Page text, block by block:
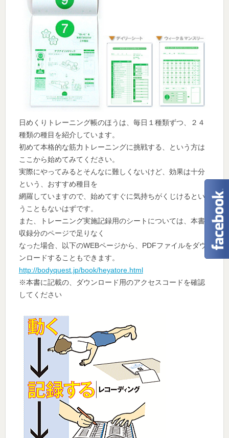
日めくりトレーニング帳のほうは、毎日１種類ずつ、２４
種類の種目を紹介しています。
初めて本格的な筋力トレーニングに挑戦する、という方は
ここから始めてみてください。
実際にやってみるとそんなに難しくないけど、効果は十分
という、おすすめ種目を
網羅していますので、始めてすぐに気持ちがくじけるとい
うこともないはずです。
また、トレーニング実施記録用のシートについては、本書
収録分のページで足りなく
なった場合、以下のWEBページから、PDFファイルをダウ
ンロードすることもできます。
http://bodyquest.jp/book/heyatore.html
※本書に記載の、ダウンロード用のアクセスコードを確認
してください